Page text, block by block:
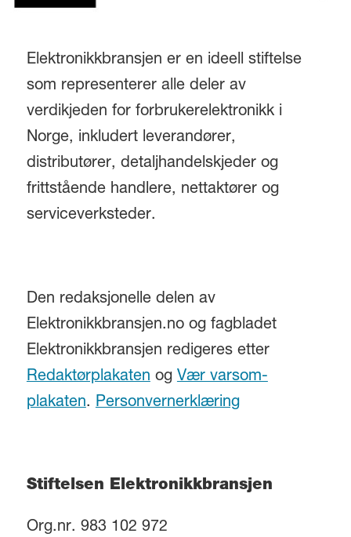
Elektronikkbransjen er en ideell stiftelse
som representerer alle deler av
verdikjeden for forbrukerelektronikk i
Norge, inkludert leverandører,
distributører, detaljhandelskjeder og
frittstående handlere, nettaktører og
serviceverksteder.
Den redaksjonelle delen av
Elektronikkbransjen.no og fagbladet
Elektronikkbransjen redigeres etter
Redaktørplakaten og Vær varsom-
plakaten. Personvernerklæring
Stiftelsen Elektronikkbransjen
Org.nr. 983 102 972